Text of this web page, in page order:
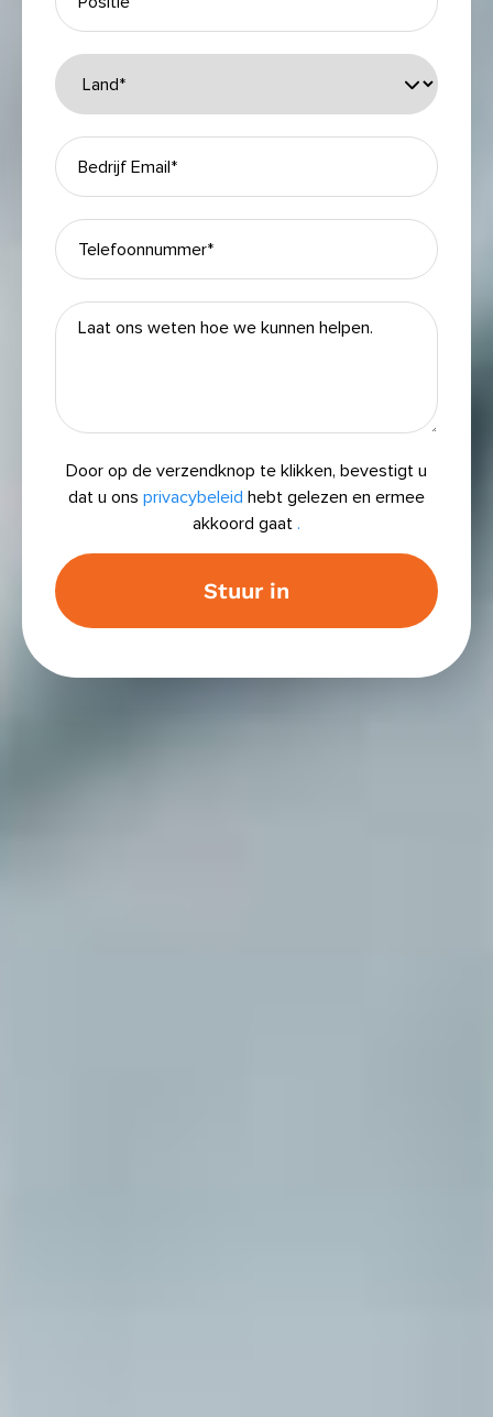
Door op de verzendknop te klikken, bevestigt u
dat u ons privacybeleid hebt gelezen en ermee
akkoord gaat .